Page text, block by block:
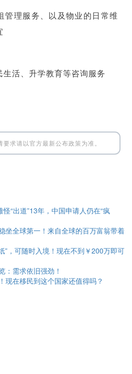
管理服务、以及物业的日常维
活、升学教育等咨询服务
求请以官方最新公布政策为准。
“出道”13年，中国申请人仍在“疯
坐全球第一！来自全球的百万富翁带着
”，可随时入境！现在不到￥200万即可
：需求依旧强劲！
现在移民到这个国家还值得吗？